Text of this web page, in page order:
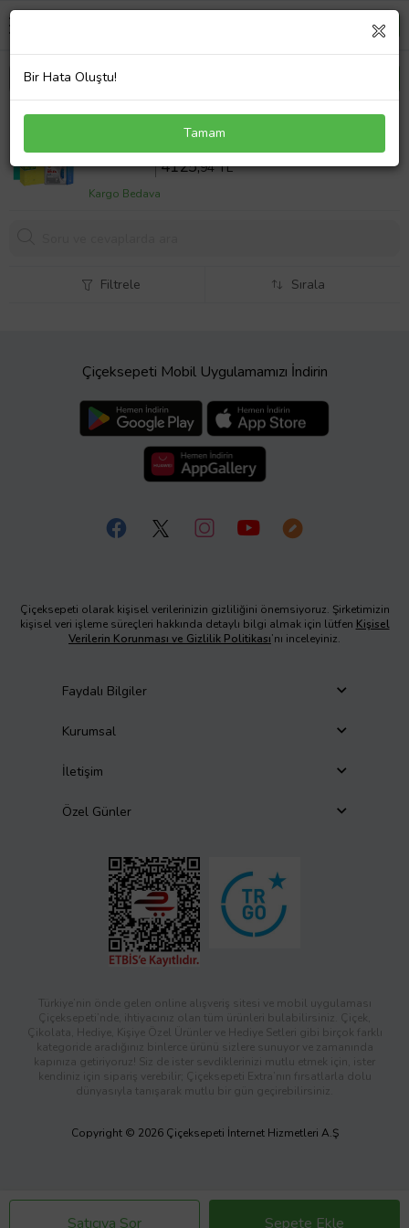
MANN Alfa Mito 1.4 TB Filtre Bakım Seti Shell
Motor Yağlı (2009-2018) 4 Lü
Sepette %14 İndirim
4125,94 TL
Kargo Bedava
Satıcıya Sor Sepete Ekle
Filtrele Sırala
Çiçeksepeti Mobil Uygulamamızı İndirin
Çiçeksepeti olarak kişisel verilerinizin gizliliğini önemsiyoruz. Şirketimizin
kişisel veri işleme süreçleri hakkında detaylı bilgi almak için lütfen Kişisel
Verilerin Korunması ve Gizlilik Politikası’nı inceleyiniz.
Faydalı Bilgiler
Kurumsal
İletişim
Özel Günler
Türkiye’nin önde gelen online alışveriş sitesi ve mobil uygulaması
Çiçeksepeti’nde, ihtiyacınız olan tüm ürünleri bulabilirsiniz. Çiçek,
Çikolata, Hediye, Kişiye Özel Ürünler ve Hediye Setleri gibi birçok farklı
kategoride aradığınız binlerce ürünü sizlere sunuyor ve zamanında
kapınıza getiriyoruz! Siz de ister sevdiklerinizi mutlu etmek için, ister
kendiniz için sipariş verebilir; Çiçeksepeti Extra’nın fırsatlarla dolu
dünyasıyla tanışarak mutlu bir gün geçirebilirsiniz.
Copyright © 2026 Çiçeksepeti İnternet Hizmetleri A.Ş
Bir Hata Oluştu!
Tamam